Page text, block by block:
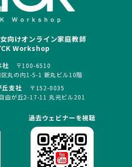
向けオンライン家庭教師
Workshop
社
〒100-6510
区丸の内1-5-1 新丸ビル10階
丘支社
〒152-0035
由が丘2-17-11 丸元ビル201
過去ウェビナーを視聴